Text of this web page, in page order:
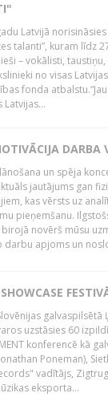
Latvijā
talanti”, kuram līdz
– vokālisti,
no visas
fonda
Latvijas...
DARBA
un spēja
jautājums gan
kas vērsts uz
pieņemšanu.
novērš mūsu
darbu apjoms un
galvaspilsētā
uzstāsies 60
konferencē kā
Poneman),
vadītājs,
eksporta...